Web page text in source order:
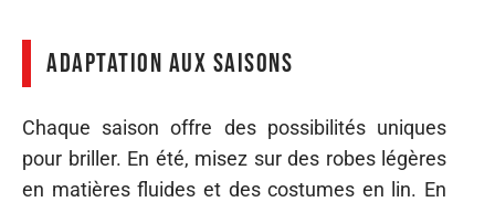
Adaptation aux saisons
Chaque saison offre des possibilités uniques
pour briller. En été, misez sur des robes légères
en matières fluides et des costumes en lin. En